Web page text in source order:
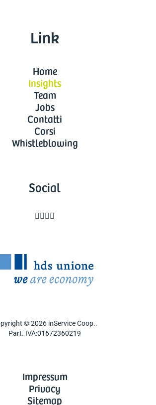
Link
Home
Insights
Team
Jobs
Contatti
Corsi
Whistleblowing
Social
   
© 2026 inService Coop..
Part. IVA:01672360219
Impressum
Privacy
Sitemap